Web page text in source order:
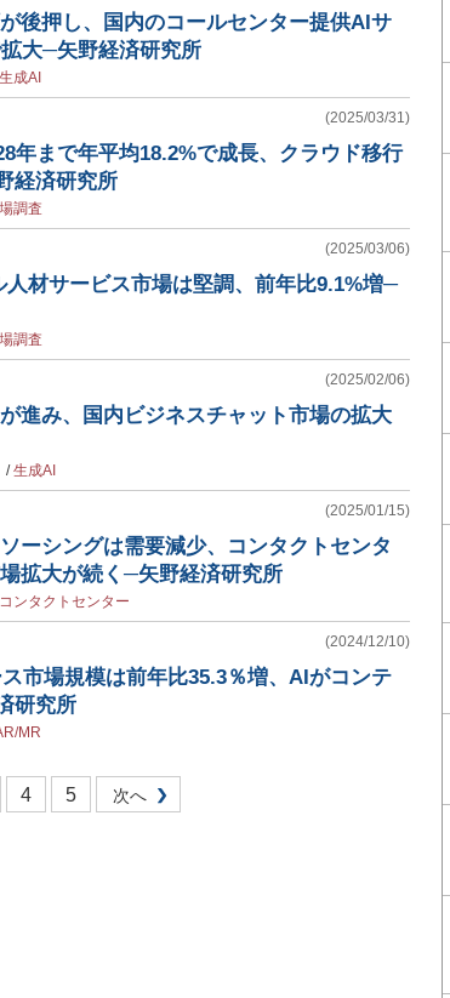
後押し、国内のコールセンター提供AIサ
大─矢野経済研究所
生成AI
(2025/03/31)
年まで年平均18.2%で成長、クラウド移行
経済研究所
調査
(2025/03/06)
人材サービス市場は堅調、前年比9.1%増─
調査
(2025/02/06)
進み、国内ビジネスチャット市場の拡大
/生成AI
(2025/01/15)
ーシングは需要減少、コンタクトセンタ
拡大が続く─矢野経済研究所
コンタクトセンター
(2024/12/10)
市場規模は前年比35.3％増、AIがコンテ
研究所
MR
4 5 次へ